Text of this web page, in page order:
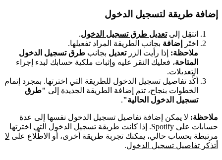
إضافة طريقة لتسجيل الدخول
انتقِل إلىتعديل طرق تسجيل الدخول.
اختَر
إضافة بجانب الطريقة المراد تفعيلها.
ملاحظة: إذا رأيت الزرتعديل بجانب طرق تسجيل الدخول
المتاحة، فعليك النقر عليه وإثبات ملكية حسابك لبدء إجراء
التعديلات.
أكِّد تفاصيل تسجيل الدخول للطريقة التي اخترتها. بمجرد إتمام
الخطوات بنجاح، تتم إضافة الطريقة الجديدة إلى "طرق
تسجيل الدخول الحالية".
ملاحظة: لا يمكن إضافة تفاصيل تسجيل الدخول نفسها إلى عدة
حسابات على Spotify. إذا كانت طريقة تسجيل الدخول التي اخترتها
مرتبطة بحساب حالي، يمكنك تجربة طريقة أخرى، أو الاطِّلاع على لا
أتذكر تفاصيل تسجيل الدخول.